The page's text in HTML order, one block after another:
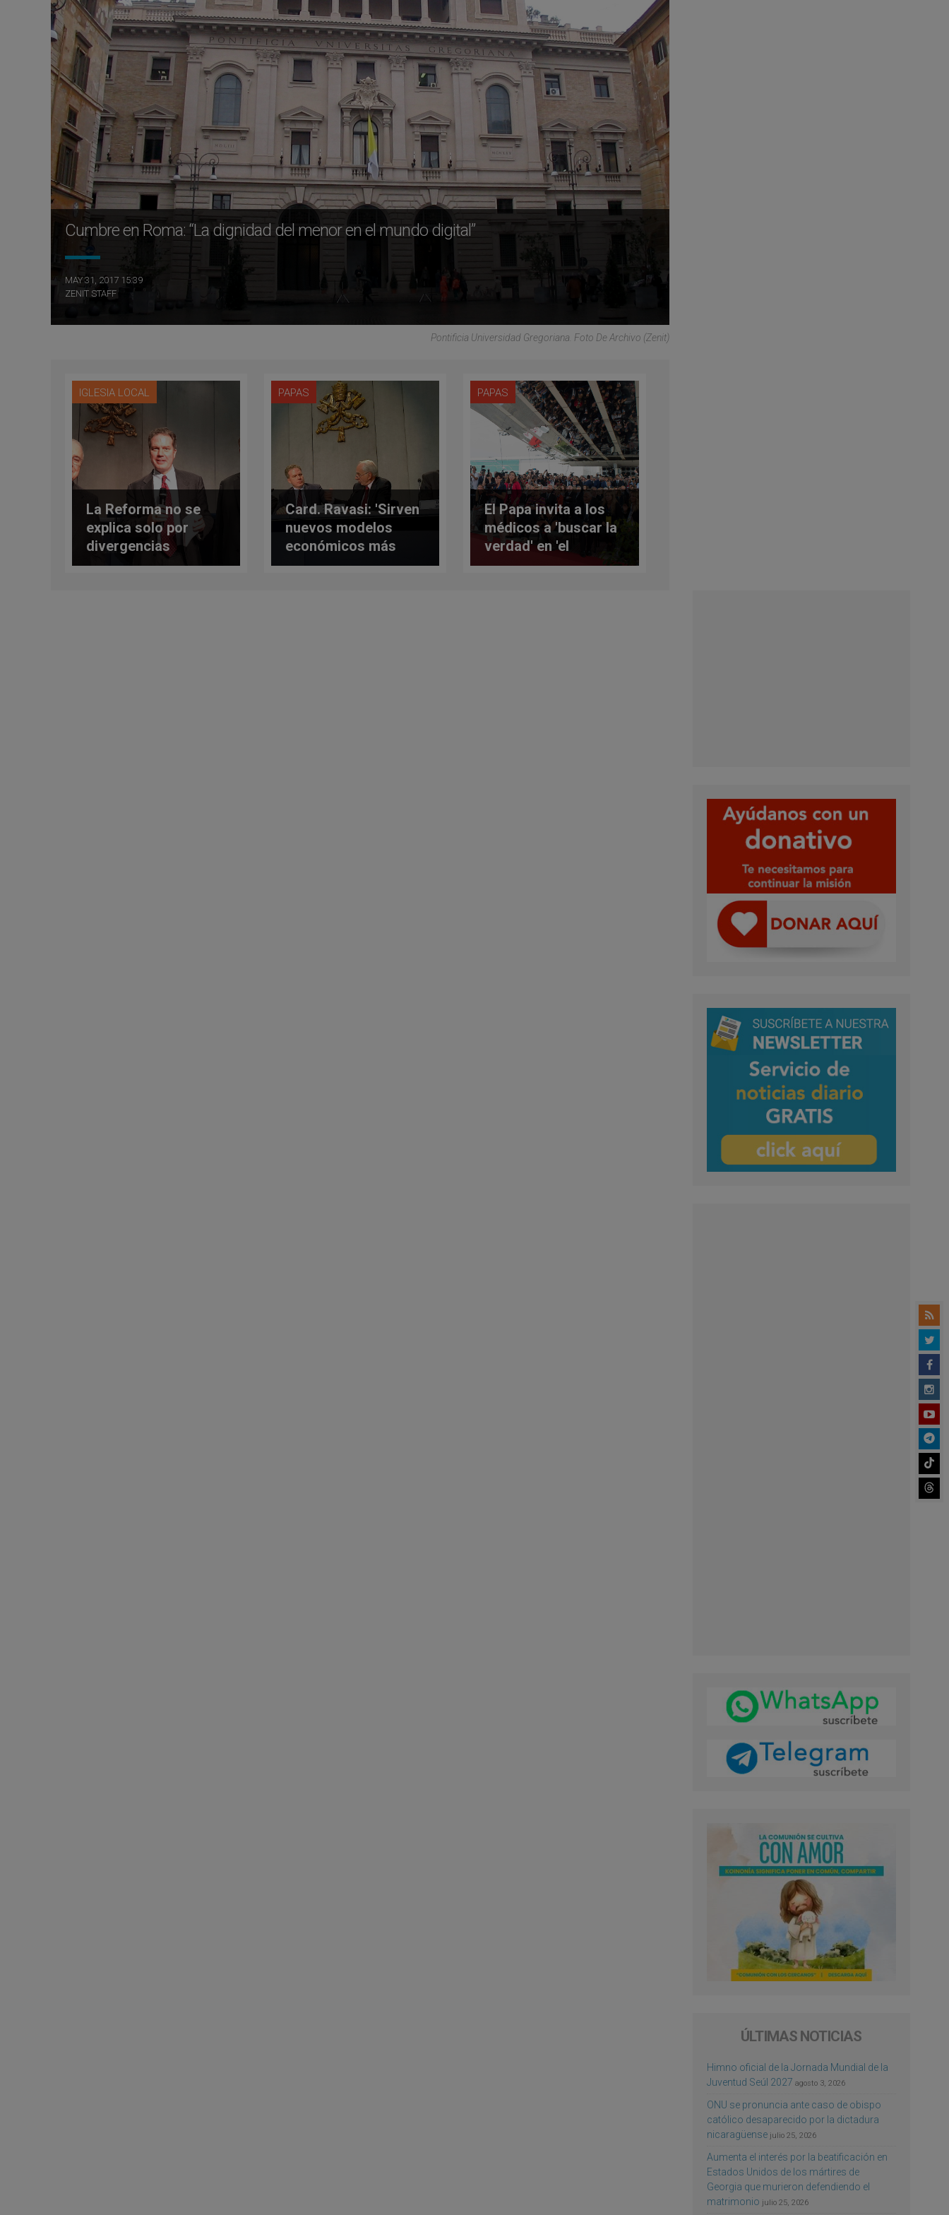
Cumbre en Roma: “La dignidad del menor en el mundo digital”
MAY 31, 2017 15:39
ZENIT STAFF
Pontificia Universidad Gregoriana. Foto De Archivo (Zenit)
IGLESIA LOCAL
La Reforma no se
explica solo por
divergencias
teológicas. Congreso
PAPAS
Card. Ravasi: 'Sirven
nuevos modelos
económicos más
humanos e
PAPAS
El Papa invita a los
médicos a 'buscar la
verdad' en 'el
misterio de la
ÚLTIMAS NOTICIAS
Himno oficial de la Jornada Mundial de la
Juventud Seúl 2027 agosto 3, 2026
ONU se pronuncia ante caso de obispo
católico desaparecido por la dictadura
nicaragüense julio 25, 2026
Aumenta el interés por la beatificación en
Estados Unidos de los mártires de
Georgia que murieron defendiendo el
matrimonio julio 25, 2026